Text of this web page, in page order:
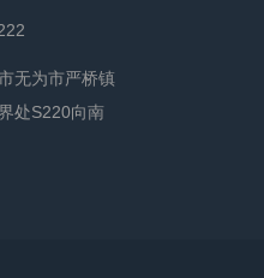
无为市严桥镇
处S220向南